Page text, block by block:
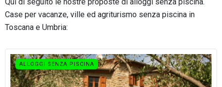
Case per vacanze, ville ed agriturismo senza piscina in
Toscana e Umbria:
ALLOGGI SENZA PISCINA